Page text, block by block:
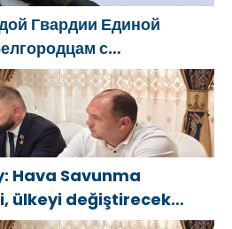
Гвардии Единой
с
Hava Savunma
ülkeyi değiştirecek